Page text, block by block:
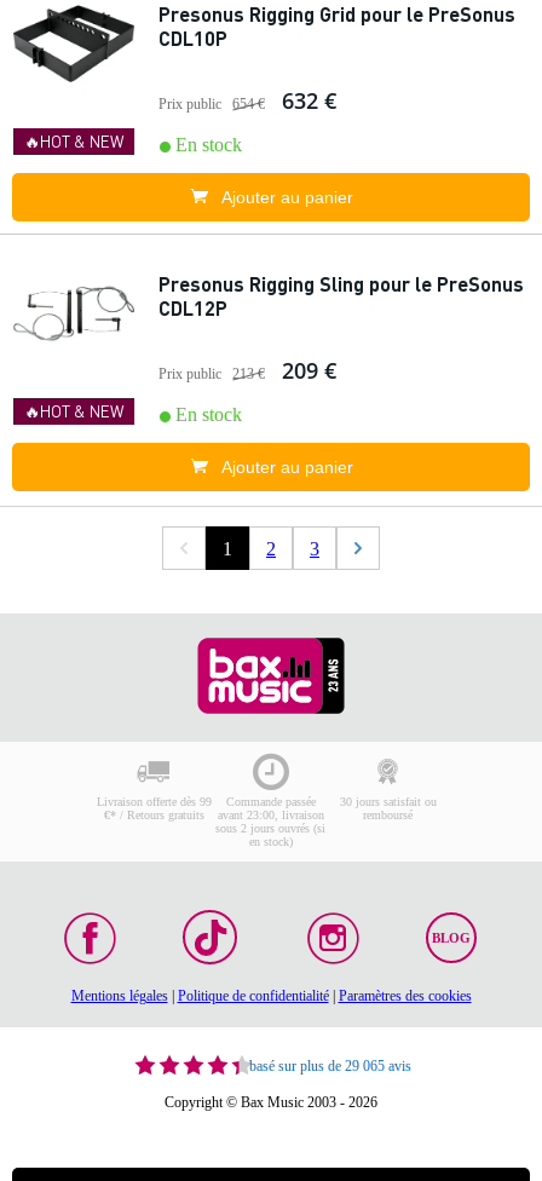
🔥HOT & NEW
Presonus Rigging Grid pour le PreSonus
CDL10P
Prix public 654 € 632 €
En stock
Ajouter au panier
🔥HOT & NEW
Presonus Rigging Sling pour le PreSonus
CDL12P
Prix public 213 € 209 €
En stock
Ajouter au panier
1 2 3
Livraison offerte dès 99
€* / Retours gratuits
Commande passée
avant 23:00, livraison
sous 2 jours ouvrés (si
en stock)
30 jours satisfait ou
remboursé
BLOG
Mentions légales| Politique de confidentialité| Paramètres des cookies
basé sur plus de 29 065 avis
Copyright © Bax Music 2003 - 2026